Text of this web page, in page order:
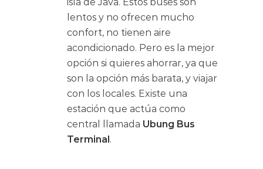
lentos y no ofrecen mucho
confort, no tienen aire
acondicionado. Pero es la mejor
opción si quieres ahorrar, ya que
son la opción más barata, y viajar
con los locales. Existe una
estación que actúa como
central llamada Ubung Bus
Terminal.